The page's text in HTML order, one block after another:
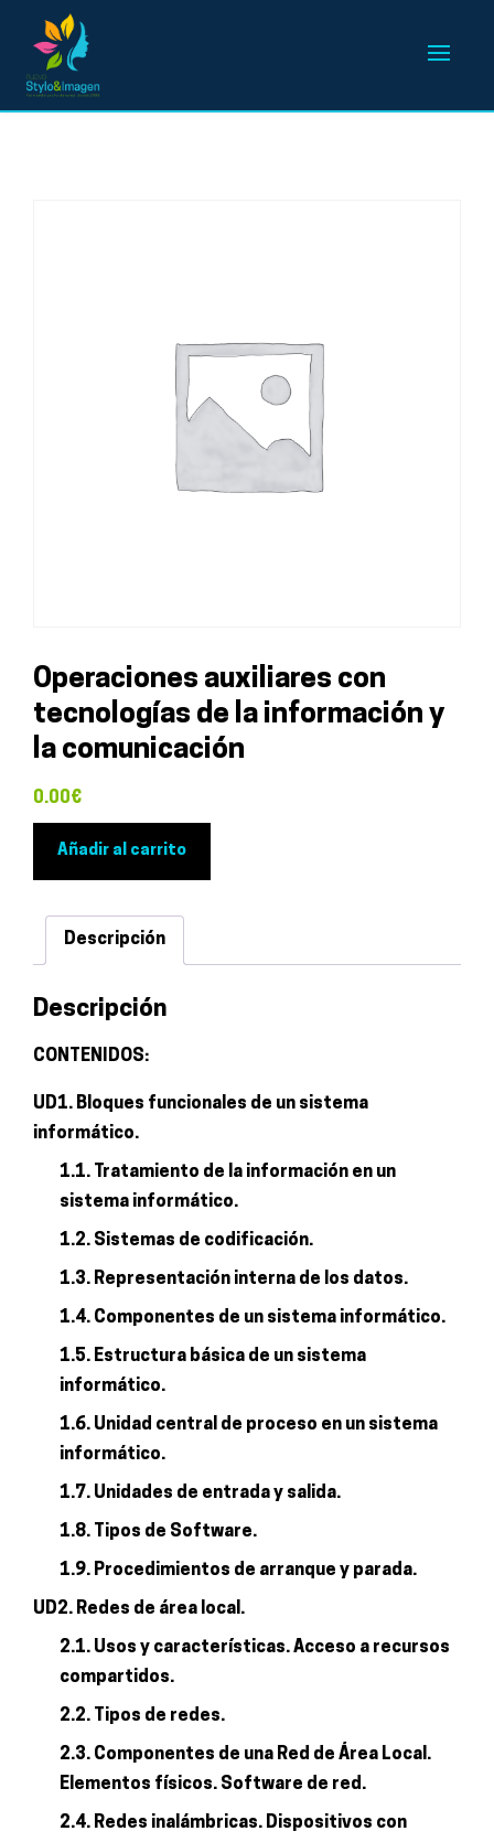
Operaciones auxiliares con
tecnologías de la información y
la comunicación
0.00€
información
y
comunicación
cantidad
Añadir al carrito
Descripción
Descripción
CONTENIDOS:
UD1. Bloques funcionales de un sistema
informático.
1.1. Tratamiento de la información en un
sistema informático.
1.2. Sistemas de codificación.
1.3. Representación interna de los datos.
1.4. Componentes de un sistema informático.
1.5. Estructura básica de un sistema
informático.
1.6. Unidad central de proceso en un sistema
informático.
1.7. Unidades de entrada y salida.
1.8. Tipos de Software.
1.9. Procedimientos de arranque y parada.
UD2. Redes de área local.
2.1. Usos y características. Acceso a recursos
compartidos.
2.2. Tipos de redes.
2.3. Componentes de una Red de Área Local.
Elementos físicos. Software de red.
2.4. Redes inalámbricas. Dispositivos con